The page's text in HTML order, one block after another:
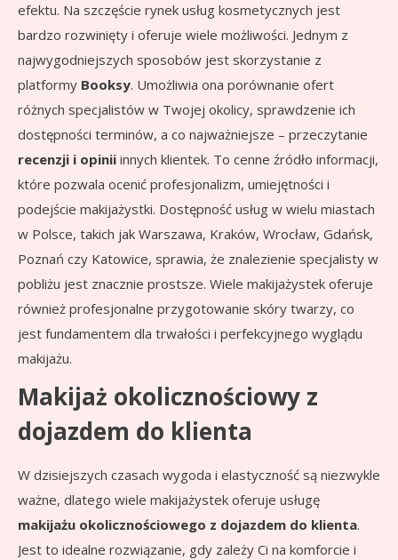
efektu. Na szczęście rynek usług kosmetycznych jest
bardzo rozwinięty i oferuje wiele możliwości. Jednym z
najwygodniejszych sposobów jest skorzystanie z
platformy Booksy. Umożliwia ona porównanie ofert
różnych specjalistów w Twojej okolicy, sprawdzenie ich
dostępności terminów, a co najważniejsze – przeczytanie
recenzji i opinii innych klientek. To cenne źródło informacji,
które pozwala ocenić profesjonalizm, umiejętności i
podejście makijażystki. Dostępność usług w wielu miastach
w Polsce, takich jak Warszawa, Kraków, Wrocław, Gdańsk,
Poznań czy Katowice, sprawia, że znalezienie specjalisty w
pobliżu jest znacznie prostsze. Wiele makijażystek oferuje
również profesjonalne przygotowanie skóry twarzy, co
jest fundamentem dla trwałości i perfekcyjnego wyglądu
makijażu.
Makijaż okolicznościowy z
dojazdem do klienta
W dzisiejszych czasach wygoda i elastyczność są niezwykle
ważne, dlatego wiele makijażystek oferuje usługę
makijażu okolicznościowego z dojazdem do klienta.
Jest to idealne rozwiązanie, gdy zależy Ci na komforcie i